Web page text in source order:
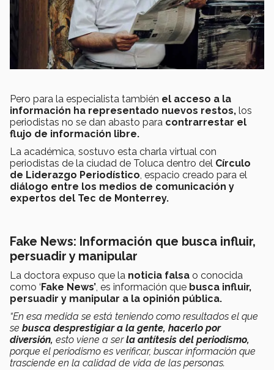
Pero para la especialista también el acceso a la
información ha representado nuevos restos, los
periodistas no se dan abasto para contrarrestar el
flujo de información libre.
La académica, sostuvo esta charla virtual con
periodistas de la ciudad de Toluca dentro del Círculo
de Liderazgo Periodístico, espacio creado para el
diálogo entre los medios de comunicación y
expertos del Tec de Monterrey.
Fake News: Información que busca influir,
persuadir y manipular
La doctora expuso que la noticia falsa o conocida
como ‘Fake News’, es información que busca influir,
persuadir y manipular a la opinión pública.
“En esa medida se está teniendo como resultados el que
se busca desprestigiar a la gente, hacerlo por
diversión, esto viene a serla antítesis del periodismo,
porque el periodismo es verificar, buscar información que
trasciende en la calidad de vida de las personas.